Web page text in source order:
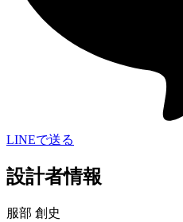
LINEで送る
設計者情報
服部 創史